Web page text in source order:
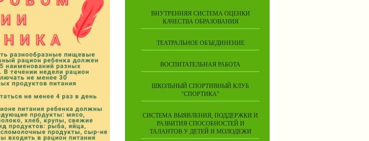
ВНУТРЕННЯЯ СИСТЕМА ОЦЕНКИ
КАЧЕСТВА ОБРАЗОВАНИЯ
ТЕАТРАЛЬНОЕ ОБЪЕДИНЕНИЕ
ВОСПИТАТЕЛЬНАЯ РАБОТА
ШКОЛЬНЫЙ СПОРТИВНЫЙ КЛУБ
"СПОРТИКА"
СИСТЕМА ВЫЯВЛЕНИЯ, ПОДДЕРЖКИ И
РАЗВИТИЯ СПОСОБНОСТЕЙ И
ТАЛАНТОВ У ДЕТЕЙ И МОЛОДЕЖИ